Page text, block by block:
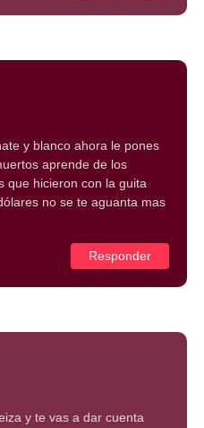
y blanco ahora le pones
aprende de los
que hicieron con la guita
no se te aguanta mas
Responder
y te vas a dar cuenta